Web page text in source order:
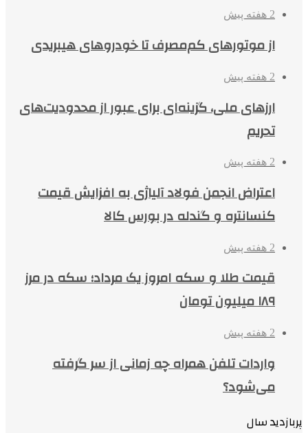
2 هفته پیش
از موتورهای کم‌مصرف تا خودروهای هیبریدی
2 هفته پیش
ارزهای ملی، گزینه‌ای برای عبور از محدودیت‌های
تحریم
2 هفته پیش
اعتراض انجمن فولاد آلیاژی به افزایش قیمت
کنسانتره و گندله در بورس کالا
2 هفته پیش
قیمت طلا و سکه امروز یک مرداد؛ سکه در مرز
۱۸۹ میلیون تومان
2 هفته پیش
واردات تلفن همراه چه زمانی از سر گرفته
می‌شود؟
پربازدید سال